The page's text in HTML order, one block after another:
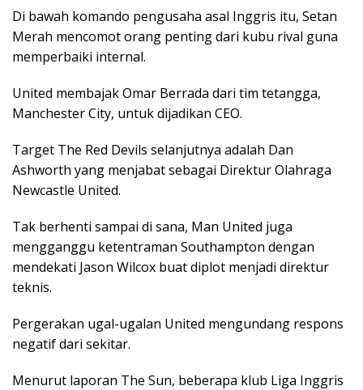
Di bawah komando pengusaha asal Inggris itu, Setan
Merah mencomot orang penting dari kubu rival guna
memperbaiki internal.
United membajak Omar Berrada dari tim tetangga,
Manchester City, untuk dijadikan CEO.
Target The Red Devils selanjutnya adalah Dan
Ashworth yang menjabat sebagai Direktur Olahraga
Newcastle United.
Tak berhenti sampai di sana, Man United juga
mengganggu ketentraman Southampton dengan
mendekati Jason Wilcox buat diplot menjadi direktur
teknis.
Pergerakan ugal-ugalan United mengundang respons
negatif dari sekitar.
Menurut laporan The Sun, beberapa klub Liga Inggris